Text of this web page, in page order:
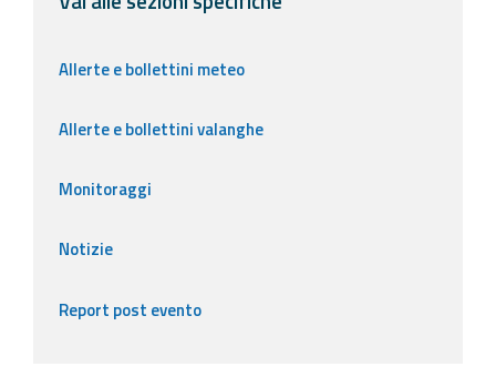
Allerte e bollettini meteo
Allerte e bollettini valanghe
Monitoraggi
Notizie
Report post evento